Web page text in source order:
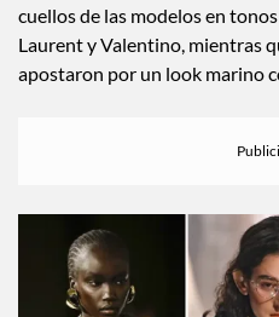
cuellos de las modelos en
Laurent y Valentino, mientras
apostaron por un look marino